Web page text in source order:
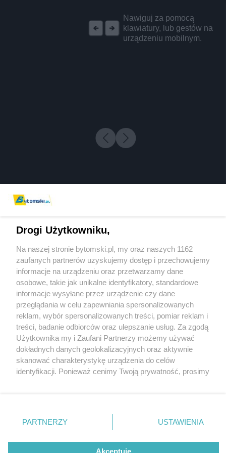
Nawiguj za pomocą
klawiatury, lub gestów na
urządzeniu mobilnym.
5 / 0
Wydawca mediów lokalnych
Nie zapomnij
zapoznać się z:
polityką prywatności regulamin korzystania z portali
Twojemiasto
Piekary Śląskie
Chorzów
Tarnowskie Góry
Gliwice
Skontakuj sięz nami
Kontakt
Wydawca
Pogoda
Drogi Użytkowniku,
Na naszej stronie bytomski.pl, my oraz naszych 1162
zaufanych partnerów uzyskujemy dostęp i przechowujemy
informacje na urządzeniu oraz przetwarzamy dane
osobowe, takie jak unikalne identyfikatory, standardowe
informacje wysyłane przez urządzenie czy dane
przeglądania w celu zapewniania spersonalizowanych
reklam, wybór spersonalizowanych treści, pomiar reklam i
treści, badanie odbiorców oraz ulepszanie usług. Za zgodą
Użytkownika my i Zaufani Partnerzy możemy używać
dokładnych danych geolokalizacyjnych oraz aktywnie
skanować charakterystykę urządzenia do celów
identyfikacji. Ponieważ cenimy Twoją prywatność, prosimy
prywatności znajdujący się w lewym dolnym rogu strony
. Niektóre rodzaje przetwarzania danych nie wymagają
zgody użytkownika, ale masz prawo sprzeciwić się
takiemu przetwarzaniu. Preferencje będą miały
PARTNERZY USTAWIENIA
Akceptuję